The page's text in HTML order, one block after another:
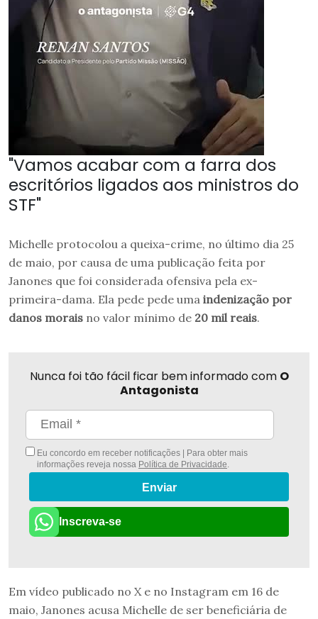
"Vamos acabar com a farra dos
escritórios ligados aos ministros do
STF"
Michelle protocolou a queixa-crime, no último dia 25
de maio, por causa de uma publicação feita por
Janones que foi considerada ofensiva pela ex-
primeira-dama. Ela pede pede uma indenização por
danos morais no valor mínimo de 20 mil reais.
Nunca foi tão fácil ficar bem informado com O
Antagonista
Eu concordo em receber notificações | Para obter mais
informações reveja nossa Política de Privacidade
Enviar
Inscreva-se
Em vídeo publicado no X e no Instagram em 16 de
maio, Janones acusa Michelle de ser beneficiária de